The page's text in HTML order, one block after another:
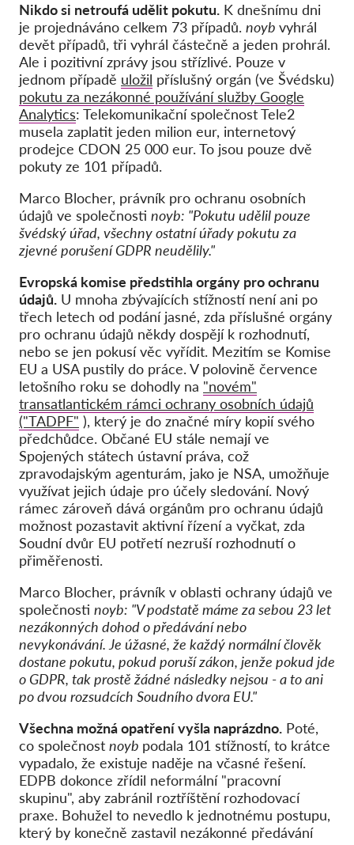
Nikdo si netroufá udělit pokutu. K dnešnímu dni
je projednáváno celkem 73 případů. noyb vyhrál
devět případů, tři vyhrál částečně a jeden prohrál.
Ale i pozitivní zprávy jsou střízlivé. Pouze v
jednom případě uložil příslušný orgán (ve Švédsku)
pokutu za nezákonné používání služby Google
Analytics: Telekomunikační společnost Tele2
musela zaplatit jeden milion eur, internetový
prodejce CDON 25 000 eur. To jsou pouze dvě
pokuty ze 101 případů.
Marco Blocher, právník pro ochranu osobních
údajů ve společnosti noyb: "Pokutu udělil pouze
švédský úřad, všechny ostatní úřady pokutu za
zjevné porušení GDPR neudělily."
Evropská komise předstihla orgány pro ochranu
údajů. U mnoha zbývajících stížností není ani po
třech letech od podání jasné, zda příslušné orgány
pro ochranu údajů někdy dospějí k rozhodnutí,
nebo se jen pokusí věc vyřídit. Mezitím se Komise
EU a USA pustily do práce. V polovině července
letošního roku se dohodly na "novém"
transatlantickém rámci ochrany osobních údajů
("TADPF" ), který je do značné míry kopií svého
předchůdce. Občané EU stále nemají ve
Spojených státech ústavní práva, což
zpravodajským agenturám, jako je NSA, umožňuje
využívat jejich údaje pro účely sledování. Nový
rámec zároveň dává orgánům pro ochranu údajů
možnost pozastavit aktivní řízení a vyčkat, zda
Soudní dvůr EU potřetí nezruší rozhodnutí o
přiměřenosti.
Marco Blocher, právník v oblasti ochrany údajů ve
společnosti noyb: "V podstatě máme za sebou 23 let
nezákonných dohod o předávání nebo
nevykonávání. Je úžasné, že každý normální člověk
dostane pokutu, pokud poruší zákon, jenže pokud jde
o GDPR, tak prostě žádné následky nejsou - a to ani
po dvou rozsudcích Soudního dvora EU."
Všechna možná opatření vyšla naprázdno. Poté,
co společnost noyb podala 101 stížností, to krátce
vypadalo, že existuje naděje na včasné řešení.
EDPB dokonce zřídil neformální "pracovní
skupinu", aby zabránil roztříštění rozhodovací
praxe. Bohužel to nevedlo k jednotnému postupu,
který by konečně zastavil nezákonné předávání